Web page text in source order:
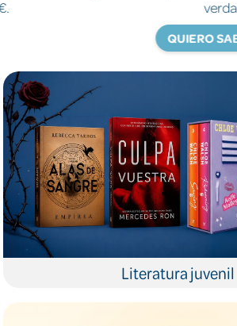
QUIERO SABER MÁS
Literatura juvenil